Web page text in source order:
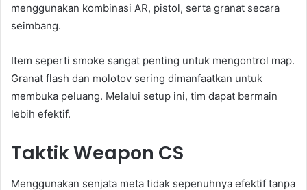
menggunakan kombinasi AR, pistol, serta granat secara
seimbang.
Item seperti smoke sangat penting untuk mengontrol map.
Granat flash dan molotov sering dimanfaatkan untuk
membuka peluang. Melalui setup ini, tim dapat bermain
lebih efektif.
Taktik Weapon CS
Menggunakan senjata meta tidak sepenuhnya efektif tanpa